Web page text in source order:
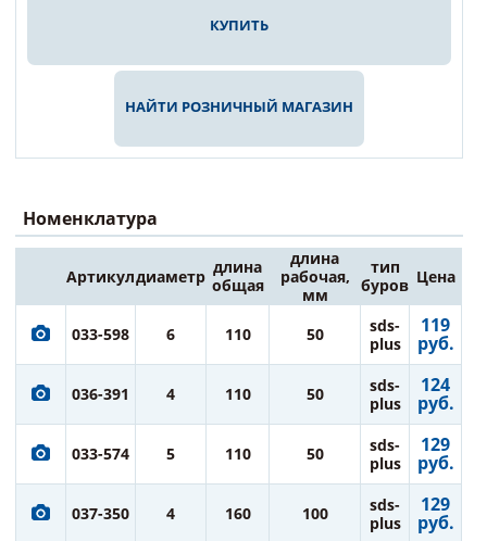
КУПИТЬ
НАЙТИ РОЗНИЧНЫЙ МАГАЗИН
Номенклатура
Артикулдиаметр длина
общая
длина
рабочая,
мм
тип
буров Цена
033-598 6 110 50
sds-
plus
119
руб.
036-391 4 110 50
sds-
plus
124
руб.
033-574 5 110 50
sds-
plus
129
руб.
037-350 4 160 100
sds-
plus
129
руб.